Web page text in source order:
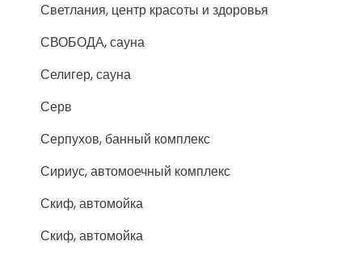
Светлания, центр красоты и здоровья
СВОБОДА, сауна
Селигер, сауна
Серв
Серпухов, банный комплекс
Сириус, автомоечный комплекс
Скиф, автомойка
Скиф, автомойка